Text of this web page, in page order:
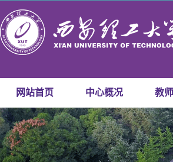
网站首页 中心概况 教